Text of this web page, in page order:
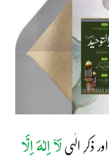
ذکرِ الٰہی لَآ اِلٰہَ اِلَّا